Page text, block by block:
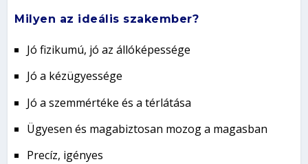
Milyen az ideális szakember?
Jó fizikumú, jó az állóképessége
Jó a kézügyessége
Jó a szemmértéke és a térlátása
Ügyesen és magabiztosan mozog a magasban
Precíz, igényes